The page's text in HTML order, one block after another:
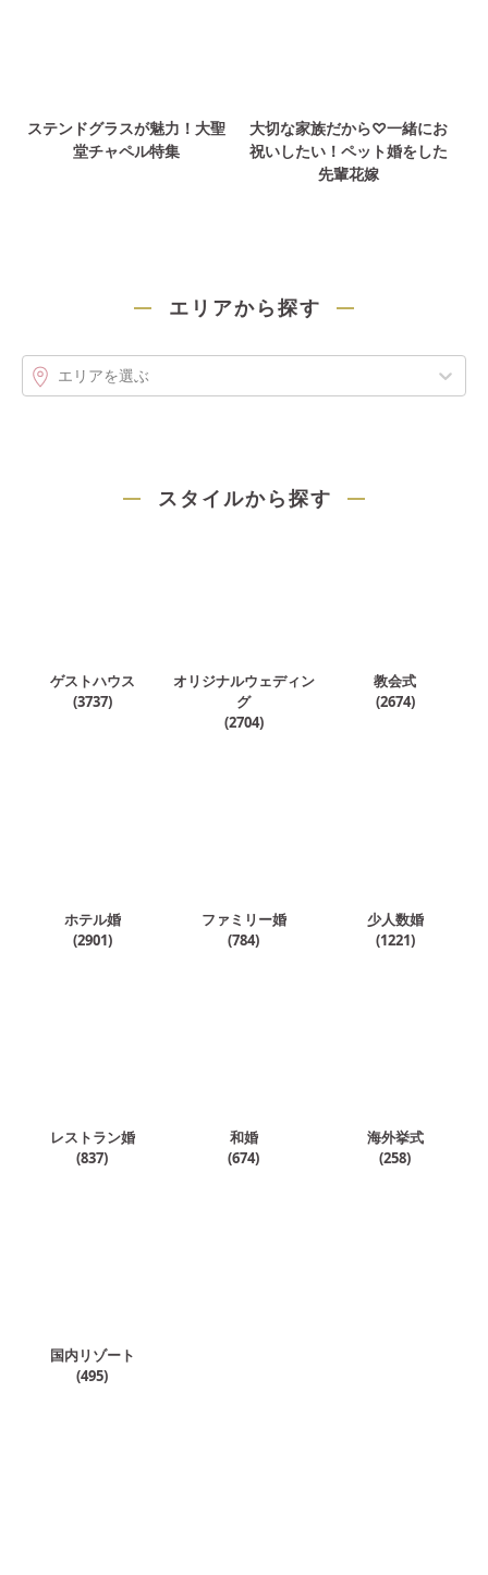
ステンドグラスが魅力！大聖
堂チャペル特集
大切な家族だから♡一緒にお
祝いしたい！ペット婚をした
先輩花嫁
エリアから探す
エリアを選ぶ
スタイルから探す
ゲストハウス
(3737)
オリジナルウェディン
グ
(2704)
教会式
(2674)
ホテル婚
(2901)
ファミリー婚
(784)
少人数婚
(1221)
レストラン婚
(837)
和婚
(674)
海外挙式
(258)
国内リゾート
(495)